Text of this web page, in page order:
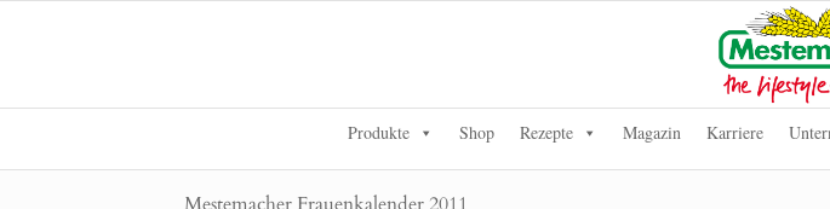
Produkte Shop Rezepte Magazin Karriere